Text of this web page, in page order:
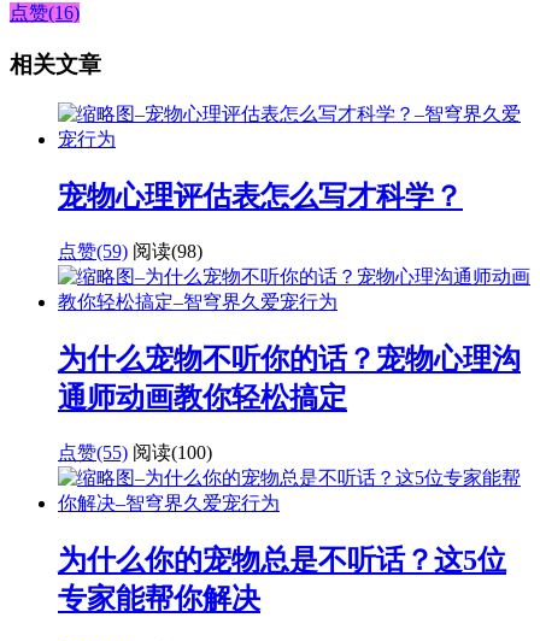
点赞(16)
相关文章
宠物心理评估表怎么写才科学？
点赞(59) 阅读(98)
为什么宠物不听你的话？宠物心理沟
通师动画教你轻松搞定
点赞(55) 阅读(100)
为什么你的宠物总是不听话？这5位
专家能帮你解决